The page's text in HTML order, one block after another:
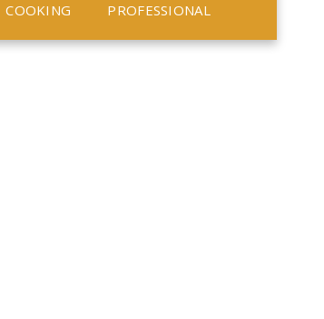
COOKING PROFESSIONAL